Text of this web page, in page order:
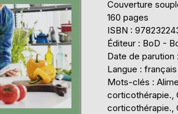
Couverture
160 pages
ISBN :
Éditeur : BoD -
Date de parution
Langue : français
Mots-clés :
corticothérapie.,
corticothérapie.,